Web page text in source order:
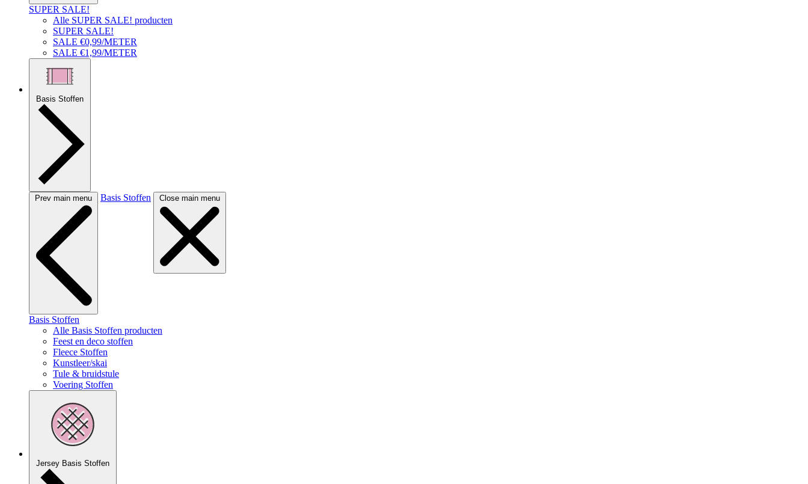
SUPER SALE!
Alle SUPER SALE! producten
SUPER SALE!
SALE €0,99/METER
SALE €1,99/METER
Basis Stoffen
Prev main menu Basis Stoffen Close main menu
Basis Stoffen
Alle Basis Stoffen producten
Feest en deco stoffen
Fleece Stoffen
Kunstleer/skai
Tule & bruidstule
Voering Stoffen
Jersey Basis Stoffen